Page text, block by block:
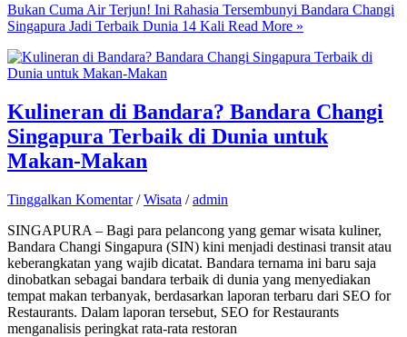
Bukan Cuma Air Terjun! Ini Rahasia Tersembunyi Bandara Changi
Singapura Jadi Terbaik Dunia 14 Kali Read More »
Kulineran di Bandara? Bandara Changi
Singapura Terbaik di Dunia untuk
Makan-Makan
Tinggalkan Komentar /Wisata /admin
SINGAPURA – Bagi para pelancong yang gemar wisata kuliner,
Bandara Changi Singapura (SIN) kini menjadi destinasi transit atau
keberangkatan yang wajib dicatat. Bandara ternama ini baru saja
dinobatkan sebagai bandara terbaik di dunia yang menyediakan
tempat makan terbanyak, berdasarkan laporan terbaru dari SEO for
Restaurants. Dalam laporan tersebut, SEO for Restaurants
menganalisis peringkat rata-rata restoran